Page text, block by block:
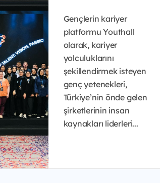
Gençlerin kariyer
platformu Youthall
olarak, kariyer
yolculuklarını
şekillendirmek isteyen
genç yetenekleri,
Türkiye’nin önde gelen
şirketlerinin insan
kaynakları liderleri...